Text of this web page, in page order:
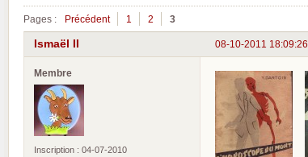
Pages : Précédent 1 2 3
08-10-2011 18:09:26
Ismaël II
Membre
Inscription : 04-07-2010